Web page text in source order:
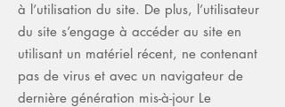
à l’utilisation du site. De plus, l’utilisateur
du site s’engage à accéder au site en
utilisant un matériel récent, ne contenant
pas de virus et avec un navigateur de
dernière génération mis-à-jour Le